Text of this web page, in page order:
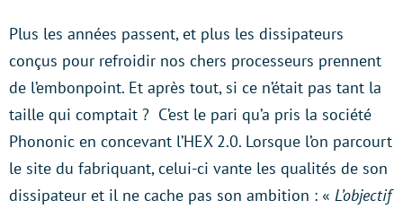
Plus les années passent, et plus les dissipateurs
conçus pour refroidir nos chers processeurs prennent
de l’embonpoint. Et après tout, si ce n’était pas tant la
taille qui comptait ? C’est le pari qu’a pris la société
Phononic en concevant l’HEX 2.0. Lorsque l’on parcourt
le site du fabriquant, celui-ci vante les qualités de son
dissipateur et il ne cache pas son ambition : « L’objectif